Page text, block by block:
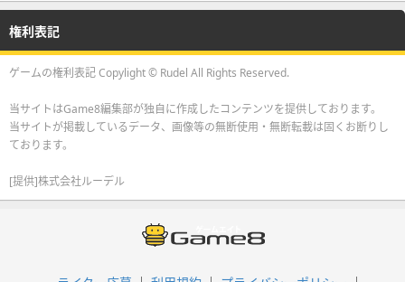
権利表記
ゲームの権利表記 Copylight © Rudel All Rights Reserved.
当サイトはGame8編集部が独自に作成したコンテンツを提供しております。
当サイトが掲載しているデータ、画像等の無断使用・無断転載は固くお断りし
ております。
[提供]株式会社ルーデル